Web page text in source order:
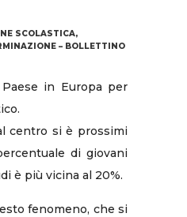
SCOLASTICA,
– BOLLETTINO
in Europa per
centro si è prossimi
di giovani
è più vicina al 20%.
fenomeno, che si